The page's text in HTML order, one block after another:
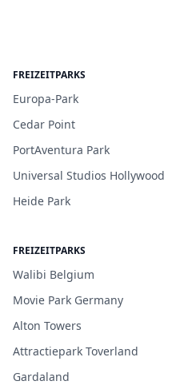
FREIZEITPARKS
Europa-Park
Cedar Point
PortAventura Park
Universal Studios Hollywood
Heide Park
FREIZEITPARKS
Walibi Belgium
Movie Park Germany
Alton Towers
Attractiepark Toverland
Gardaland